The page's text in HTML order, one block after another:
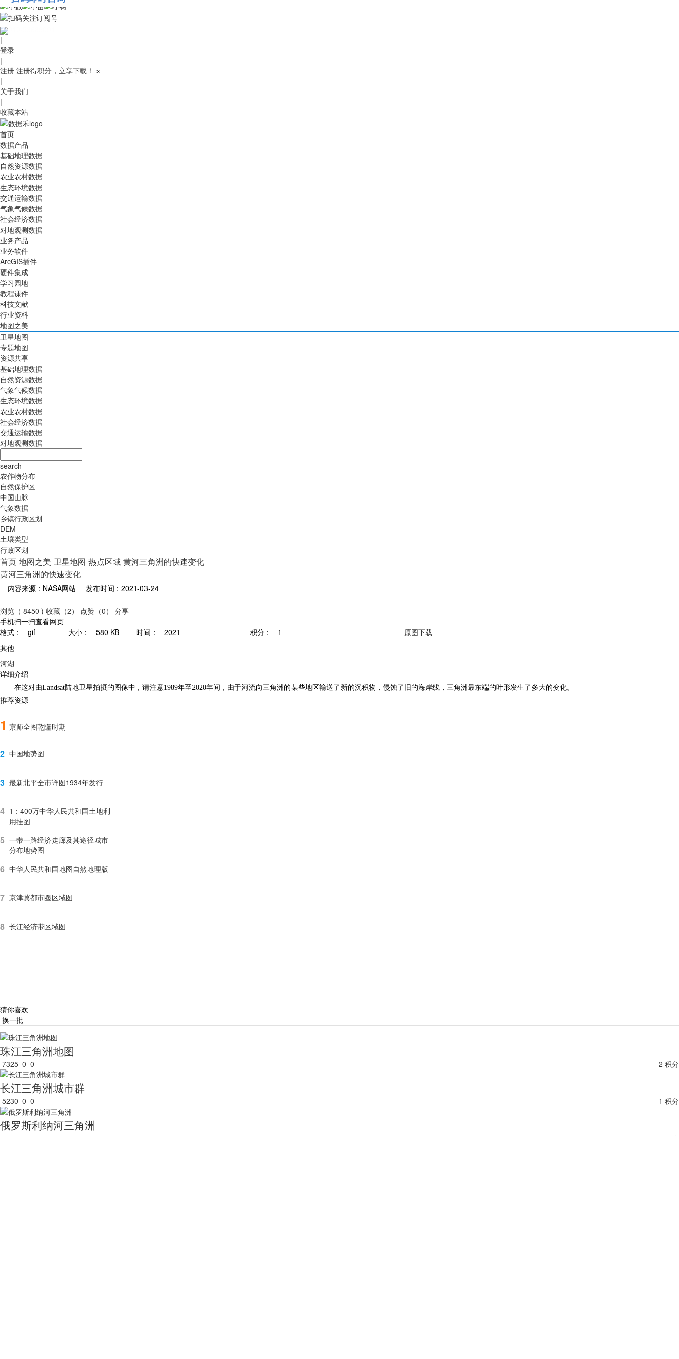
010-53689091
|
登录
|
注册 注册得积分，立享下载！ ×
|
关于我们
|
收藏本站
首页
数据产品
基础地理数据
自然资源数据
农业农村数据
生态环境数据
交通运输数据
气象气候数据
社会经济数据
对地观测数据
业务产品
业务软件
ArcGIS插件
硬件集成
学习园地
教程课件
科技文献
行业资料
地图之美
卫星地图
专题地图
资源共享
基础地理数据
自然资源数据
气象气候数据
生态环境数据
农业农村数据
社会经济数据
交通运输数据
对地观测数据
search
农作物分布
自然保护区
中国山脉
气象数据
乡镇行政区划
DEM
土壤类型
行政区划
首页 地图之美 卫星地图 热点区域 黄河三角洲的快速变化
黄河三角洲的快速变化
内容来源：NASA网站 发布时间：2021-03-24
浏览（ 8450 ) 收藏（2） 点赞（0）
分享
手机扫一扫查看网页
格式：
gif 大小： 580 KB 时间： 2021 积分： 1
原图下载
其他
河湖
详细介绍
在这对由Landsat陆地卫星拍摄的图像中，请注意1989年至2020年间，由于河流向三角洲的某些地区输送了新的沉积物，侵蚀了旧的海岸线，三角洲最东端的叶形发生了多大的变化。
推荐资源
1 京师全图乾隆时期
2 中国地势图
3 最新北平全市详图1934年发行
4 1：400万中华人民共和国土地利
用挂图
5 一带一路经济走廊及其途径城市
分布地势图
6 中华人民共和国地图自然地理版
7 京津冀都市圈区域图
8 长江经济带区域图
猜你喜欢
换一批
珠江三角洲地图
7325 0 0 2 积分
长江三角洲城市群
5230 0 0 1 积分
俄罗斯利纳河三角洲
0 积分